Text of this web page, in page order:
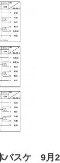
バスケ 9月